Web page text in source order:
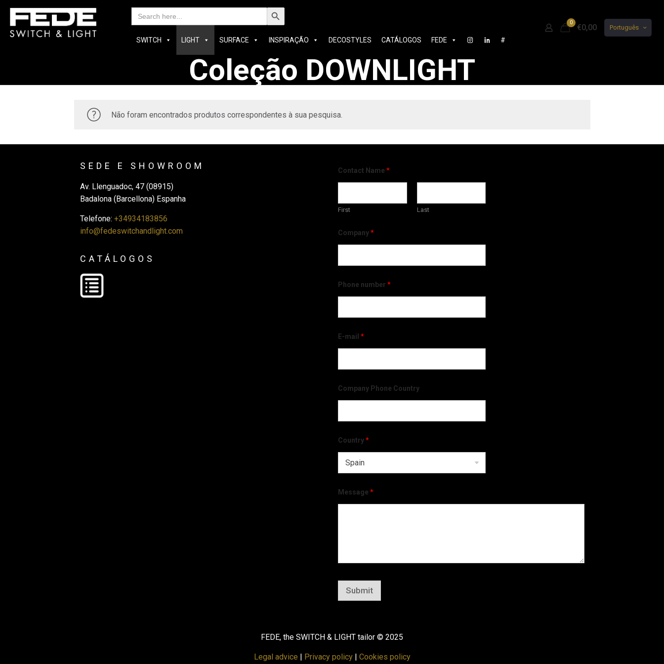
Search
Search Button
SWITCH LIGHT SURFACE INSPIRAÇÃO DECOSTYLES CATÁLOGOS FEDE #
0
€0,00 Português
Coleção DOWNLIGHT
Não foram encontrados produtos correspondentes à sua pesquisa.
SEDE E SHOWROOM
Av. Llenguadoc, 47 (08915)
Badalona (Barcellona) Espanha
Telefone: +34934183856
info@fedeswitchandlight.com
CATÁLOGOS
Contact Name *
First Last
Company*
Phone number *
E-mail *
Company Phone Country
Country*
Message *
Submit
FEDE, the SWITCH & LIGHT tailor © 2025
Legal advice Privacy policy| Cookies policy